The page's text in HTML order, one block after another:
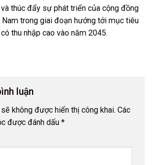
thúc đẩy sự phát triển của cộng đồng
Nam trong giai đoạn hướng tới mục tiêu
thu nhập cao vào năm 2045.
luận
không được hiển thị công khai. Các
được đánh dấu *